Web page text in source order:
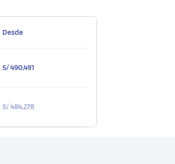
Desde
S/ 490,491
S/ 484,278